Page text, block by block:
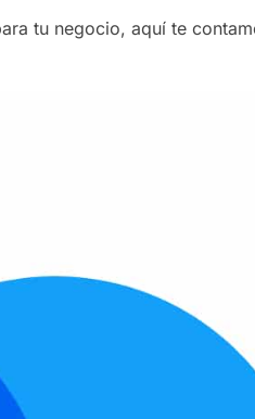
tu negocio, aquí te